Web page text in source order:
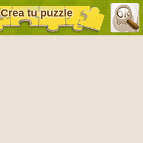
Crea tu puzzle